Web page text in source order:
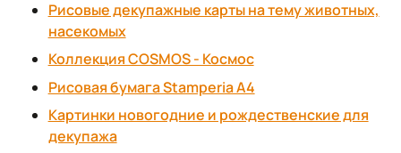
Рисовые декупажные карты на тему животных,
насекомых
Коллекция COSMOS - Космос
Рисовая бумага Stamperia А4
Картинки новогодние и рождественские для
декупажа